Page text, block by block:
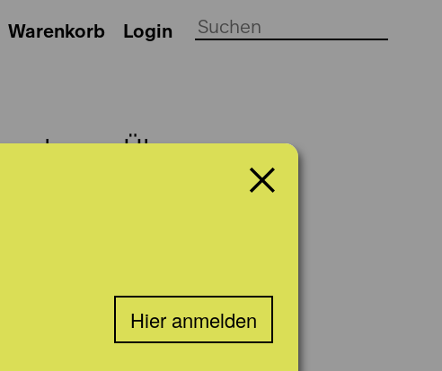
Warenkorb Login
Über uns
Hier anmelden